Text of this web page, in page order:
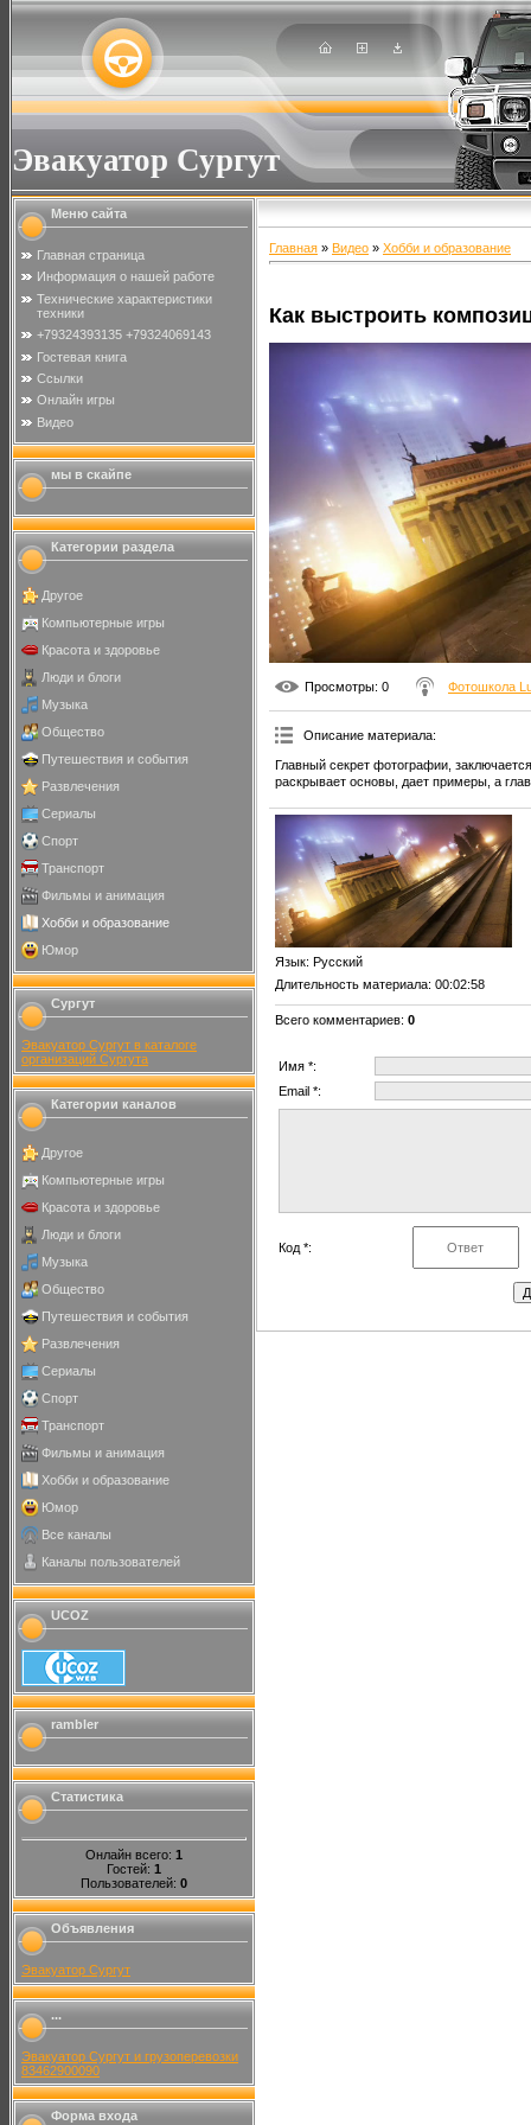
Эвакуатор Сургут
Меню сайта
Главная страница
Информация о нашей работе
Технические характеристики
техники
+79324393135 +79324069143
Гостевая книга
Ссылки
Онлайн игры
Видео
мы в скайпе
Категории раздела
Другое
Компьютерные игры
Красота и здоровье
Люди и блоги
Музыка
Общество
Путешествия и события
Развлечения
Сериалы
Спорт
Транспорт
Фильмы и анимация
Хобби и образование
Юмор
Сургут
Эвакуатор Сургут в каталоге
организаций Сургута
Категории каналов
Другое
Компьютерные игры
Красота и здоровье
Люди и блоги
Музыка
Общество
Путешествия и события
Развлечения
Сериалы
Спорт
Транспорт
Фильмы и анимация
Хобби и образование
Юмор
Все каналы
Каналы пользователей
UCOZ
rambler
Статистика
Онлайн всего: 1
Гостей: 1
Пользователей: 0
Объявления
Эвакуатор Сургут
...
Эвакуатор Сургут и грузоперевозки
83462900090
Форма входа
Главная » Видео » Хобби и образование
Как выстроить
Просмотры: 0 Фотошкола
Описание материала:
Главный секрет фотографии,
раскрывает основы, дает примеры, а
Язык: Русский
Длительность материала: 00:02:58
Всего комментариев: 0
Имя *:
Email *:
Код *: